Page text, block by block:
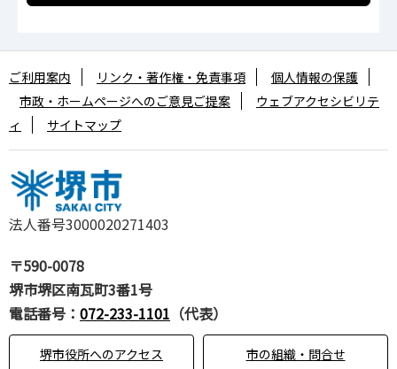
法人番号3000020271403
〒590-0078
堺市堺区南瓦町3番1号
電話番号： 072-233-1101 （代表）
堺市役所へのアクセス 市の組織・問合せ
ご利用案内 リンク・著作権・免責事項
個人情報の保護
市政・ホームページへのご意見ご提案
ウェブアクセシビリテ
ィ
サイトマップ